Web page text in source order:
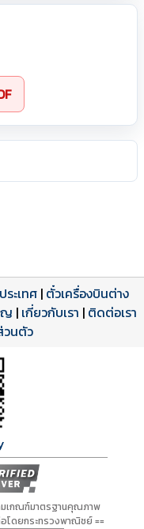
าเต็ม
ม
ระเทศ| ตั๋วเครื่องบินต่าง
ญ | เกี่ยวกับเรา | ติดต่อเรา
วนตัว
มเกณฑ์มาตรฐานคุณภาพ
โดยกระทรวงพาณิชย์ ==